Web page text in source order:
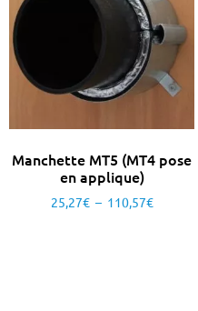
Manchette MT5 (MT4 pose
en applique)
25,27€ – 110,57€